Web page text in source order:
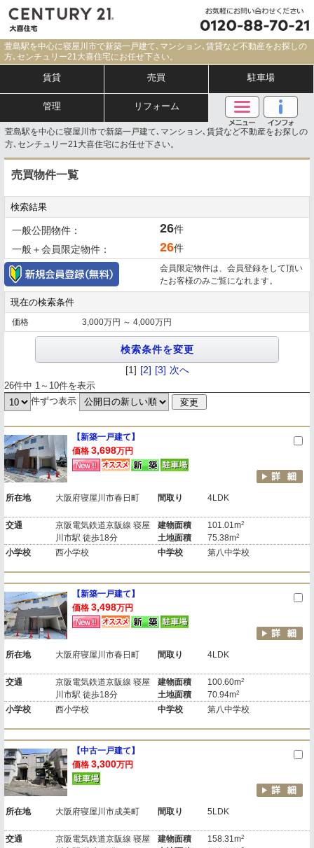
萱島駅を中心に寝屋川市で新築一戸建て､マンション､賃貸など不動産をお探しの
方､センチュリー21大喜住宅にお任せ下さい。
賃貸 売買 駐車場
管理 リフォーム
萱島駅を中心に寝屋川市で新築一戸建て､マンション､賃貸など不動産をお探しの
方､センチュリー21大喜住宅にお任せ下さい。
売買物件一覧
検索結果
一般公開物件： 26件
一般＋会員限定物件：
26件
会員限定物件は、会員登録をして頂い
たお客様のみご覧になれます。
現在の検索条件
価格 3,000万円 ～ 4,000万円
26件中 1～10件を表示
[1] [2] [3] 次へ
件ずつ表示
【新築一戸建て】
価格 3,698万円
所在地 大阪府寝屋川市春日町 間取り 4LDK
交通
京阪電気鉄道京阪線 寝屋
川市駅 徒歩18分
建物面積
土地面積
101.01m2
75.38m2
小学校 西小学校 中学校 第八中学校
【新築一戸建て】
価格 3,498万円
所在地 大阪府寝屋川市春日町 間取り 4LDK
交通
京阪電気鉄道京阪線 寝屋
川市駅 徒歩18分
建物面積
土地面積
100.60m2
70.94m2
小学校 西小学校 中学校 第八中学校
【中古一戸建て】
価格 3,300万円
所在地 大阪府寝屋川市成美町 間取り 5LDK
交通
京阪電気鉄道京阪線 寝屋
建物面積
158.31m2